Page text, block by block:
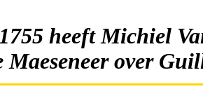
heeft Michiel
Maeseneer over